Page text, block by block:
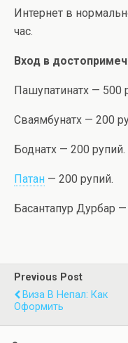
Интернет в
час.
Вход в
Пашупатинатх — 500
Сваямбунатх — 200
Боднатх — 200 рупий.
Патан — 200 рупий.
Басантапур Дурбар
Previous Post
Виза В Непал: Как
Оформить